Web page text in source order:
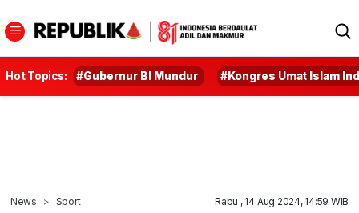
Hot Topics: #Gubernur BI Mundur #Kongres Umat Islam
News Sport Rabu , 14 Aug 2024, 14:59 WIB